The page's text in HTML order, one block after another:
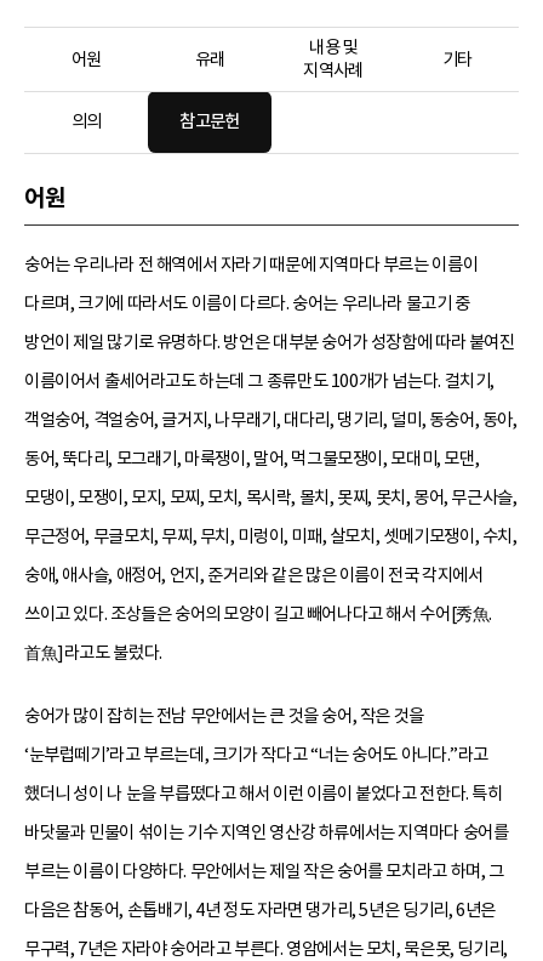
어원 유래
내용 및
지역사례
기타
의의 참고문헌
어원
숭어는 우리나라 전 해역에서 자라기 때문에 지역마다 부르는 이름이
다르며, 크기에 따라서도 이름이 다르다. 숭어는 우리나라 물고기 중
방언이 제일 많기로 유명하다. 방언은 대부분 숭어가 성장함에 따라 붙여진
이름이어서 출세어라고도 하는데 그 종류만도 100개가 넘는다. 걸치기,
객얼숭어, 격얼숭어, 글거지, 나무래기, 대다리, 댕기리, 덜미, 동숭어, 동아,
동어, 뚝다리, 모그래기, 마룩쟁이, 말어, 먹그물모쟁이, 모대미, 모댄,
모댕이, 모쟁이, 모지, 모찌, 모치, 목시락, 몰치, 못찌, 못치, 몽어, 무근사슬,
무근정어, 무글모치, 무찌, 무치, 미렁이, 미패, 살모치, 셋메기모쟁이, 수치,
숭애, 애사슬, 애정어, 언지, 준거리와 같은 많은 이름이 전국 각지에서
쓰이고 있다. 조상들은 숭어의 모양이 길고 빼어나다고 해서 수어[秀魚.
首魚]라고도 불렀다.
숭어가 많이 잡히는 전남 무안에서는 큰 것을 숭어, 작은 것을
‘눈부럽떼기’라고 부르는데, 크기가 작다고 “너는 숭어도 아니다.”라고
했더니 성이 나 눈을 부릅떴다고 해서 이런 이름이 붙었다고 전한다. 특히
바닷물과 민물이 섞이는 기수 지역인 영산강 하류에서는 지역마다 숭어를
부르는 이름이 다양하다. 무안에서는 제일 작은 숭어를 모치라고 하며, 그
다음은 참동어, 손톱배기, 4년 정도 자라면 댕가리, 5년은 딩기리, 6년은
무구력, 7년은 자라야 숭어라고 부른다. 영암에서는 모치, 묵은못, 딩기리,